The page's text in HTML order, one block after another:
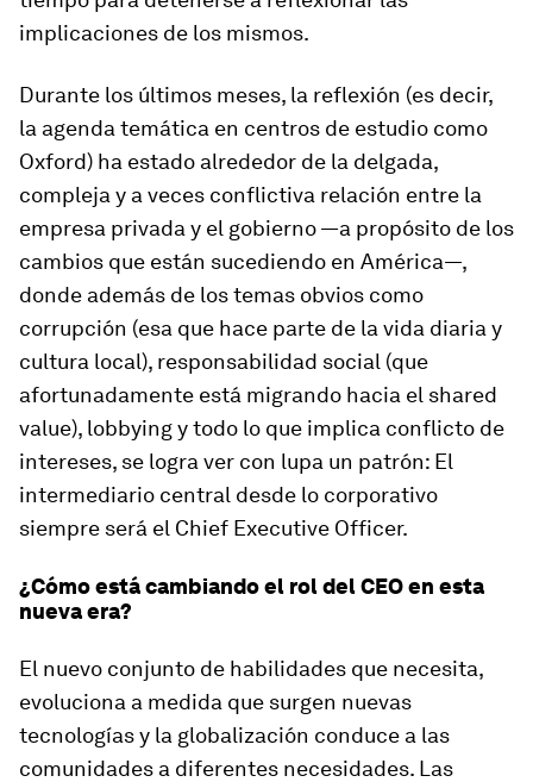
implicaciones de los mismos.
Durante los últimos meses, la reflexión (es decir,
la agenda temática en centros de estudio como
Oxford) ha estado alrededor de la delgada,
compleja y a veces conflictiva relación entre la
empresa privada y el gobierno —a propósito de los
cambios que están sucediendo en América—,
donde además de los temas obvios como
corrupción (esa que hace parte de la vida diaria y
cultura local), responsabilidad social (que
afortunadamente está migrando hacia el shared
value), lobbying y todo lo que implica conflicto de
intereses, se logra ver con lupa un patrón: El
intermediario central desde lo corporativo
siempre será el Chief Executive Officer.
¿Cómo está cambiando el rol del CEO en esta
nueva era?
El nuevo conjunto de habilidades que necesita,
evoluciona a medida que surgen nuevas
tecnologías y la globalización conduce a las
comunidades a diferentes necesidades. Las